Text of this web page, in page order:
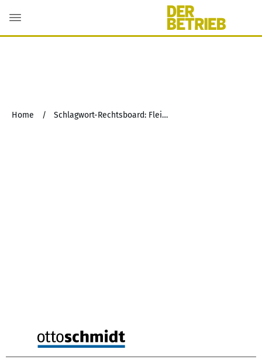
Home / Schlagwort-Rechtsboard: Fleischwirtschaft